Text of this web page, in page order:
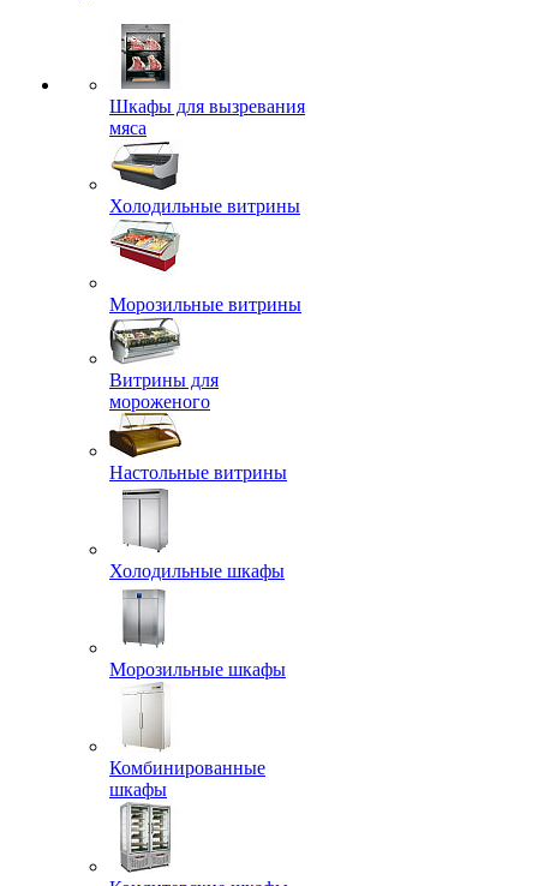
Шкафы для вызревания
мяса
Холодильные витрины
Морозильные витрины
Витрины для
мороженого
Настольные витрины
Холодильные шкафы
Морозильные шкафы
Комбинированные
шкафы